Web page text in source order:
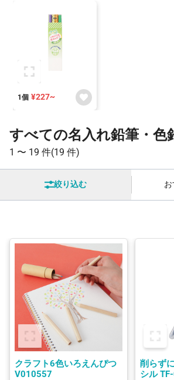
1個 ¥227~
すべての名入れ鉛筆・色
1 〜 19 件(19 件)
絞り込む
クラフト6色いろえんぴつ
V010557
削らず
シル